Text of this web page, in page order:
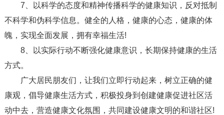
7、以科学的态度和精神传播科学的健康知识，反对抵制
不科学和伪科学信息。健全的人格，健康的心态，健康的体
魄，实现全面发展，拥有幸福生活!
8、以实际行动不断强化健康意识，长期保持健康的生活
方式。
广大居民朋友们，让我们立即行动起来，树立正确的健
康观，倡导健康生活方式，积极投身到创建健康促进社区活
动中去，营造健康文化氛围，共同建设健康文明的和谐社区!